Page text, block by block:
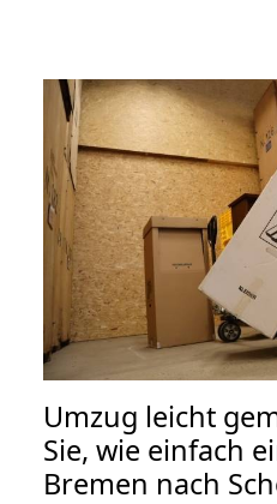
Umzug leicht
Sie, wie einfach
Bremen nach